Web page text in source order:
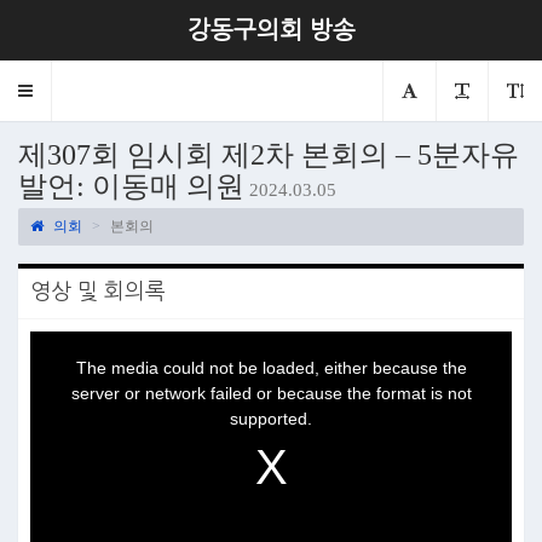
강동구의회 방송
Toggle
제307회 임시회 제2차 본회의 – 5분자유
발언: 이동매 의원
2024.03.05
의회 본회의
영상 및 회의록
The media could not be loaded, either because the
server or network failed or because the format is not
supported.